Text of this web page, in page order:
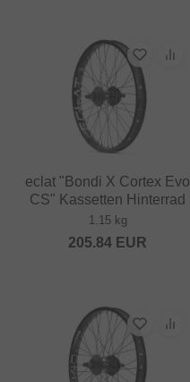
eclat "Bondi X Cortex Evo
CS" Kassetten Hinterrad
1.15 kg
205.84 EUR